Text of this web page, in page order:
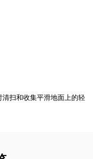
扫和收集平滑地面上的轻